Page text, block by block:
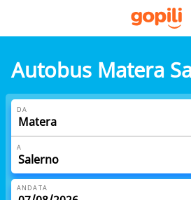
Autobus Matera
DA
A
ANDATA